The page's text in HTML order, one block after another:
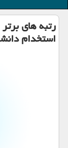
رتبه های
استخدام